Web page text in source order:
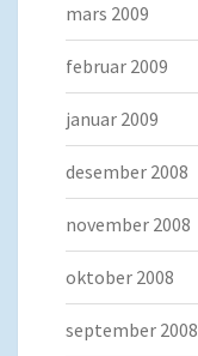
mars 2009
februar 2009
januar 2009
desember 2008
november 2008
oktober 2008
september 2008